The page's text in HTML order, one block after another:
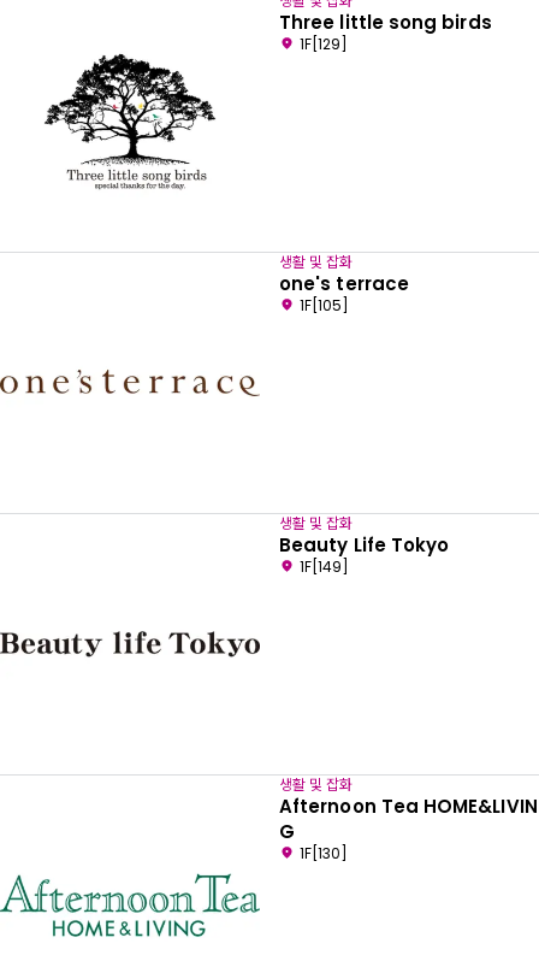
Three little song birds
1F[129]
생활 및 잡화
one's terrace
1F[105]
생활 및 잡화
Beauty Life Tokyo
1F[149]
생활 및 잡화
Afternoon Tea HOME&LIVIN
G
1F[130]